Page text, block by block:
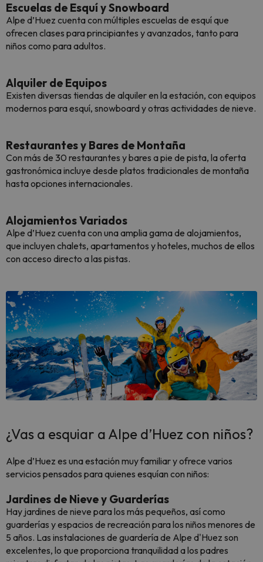
Escuelas de Esquí y Snowboard
Alpe d’Huez cuenta con múltiples escuelas de esquí que
ofrecen clases para principiantes y avanzados, tanto para
niños como para adultos.
Alquiler de Equipos
Existen diversas tiendas de alquiler en la estación, con equipos
modernos para esquí, snowboard y otras actividades de nieve.
Restaurantes y Bares de Montaña
Con más de 30 restaurantes y bares a pie de pista, la oferta
gastronómica incluye desde platos tradicionales de montaña
hasta opciones internacionales.
Alojamientos Variados
Alpe d’Huez cuenta con una amplia gama de alojamientos,
que incluyen chalets, apartamentos y hoteles, muchos de ellos
con acceso directo a las pistas.
¿Vas a esquiar a Alpe d’Huez con niños?
Alpe d’Huez es una estación muy familiar y ofrece varios
servicios pensados para quienes esquían con niños:
Jardines de Nieve y Guarderías
Hay jardines de nieve para los más pequeños, así como
guarderías y espacios de recreación para los niños menores de
5 años. Las instalaciones de guardería de Alpe d'Huez son
excelentes, lo que proporciona tranquilidad a los padres